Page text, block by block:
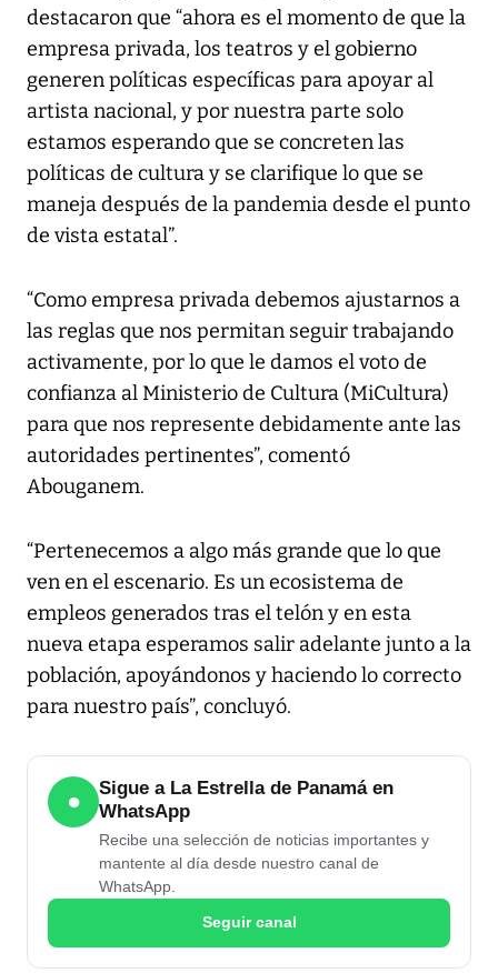
destacaron que “ahora es el momento de que la
empresa privada, los teatros y el gobierno
generen políticas específicas para apoyar al
artista nacional, y por nuestra parte solo
estamos esperando que se concreten las
políticas de cultura y se clarifique lo que se
maneja después de la pandemia desde el punto
de vista estatal”.
“Como empresa privada debemos ajustarnos a
las reglas que nos permitan seguir trabajando
activamente, por lo que le damos el voto de
confianza al Ministerio de Cultura (MiCultura)
para que nos represente debidamente ante las
autoridades pertinentes”, comentó
Abouganem.
“Pertenecemos a algo más grande que lo que
ven en el escenario. Es un ecosistema de
empleos generados tras el telón y en esta
nueva etapa esperamos salir adelante junto a la
población, apoyándonos y haciendo lo correcto
para nuestro país”, concluyó.
●
Sigue a La Estrella de Panamá en
WhatsApp
Recibe una selección de noticias importantes y
mantente al día desde nuestro canal de
WhatsApp.
Seguir canal